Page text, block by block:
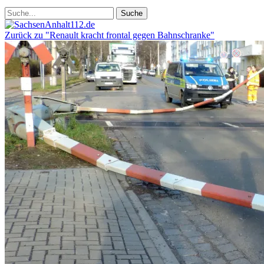
Zurück zu "Renault kracht frontal gegen Bahnschranke"